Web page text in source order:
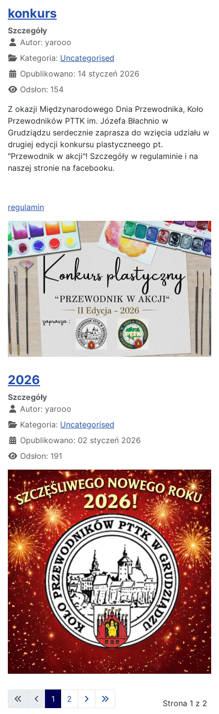
konkurs
Szczegóły
Autor: yarooo
Kategoria: Uncategorised
Opublikowano: 14 styczeń 2026
Odsłon: 154
Z okazji Międzynarodowego Dnia Przewodnika, Koło
Przewodników PTTK im. Józefa Błachnio w
Grudziądzu serdecznie zaprasza do wzięcia udziału w
drugiej edycji konkursu plastyczneego pt.
"Przewodnik w akcji"! Szczegóły w regulaminie i na
naszej stronie na facebooku.
regulamin
2026
Szczegóły
Autor: yarooo
Kategoria: Uncategorised
Opublikowano: 02 styczeń 2026
Odsłon: 191
Strona 1 z 2
1 2